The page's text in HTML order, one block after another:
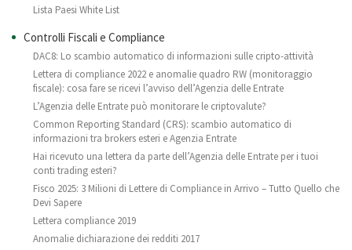
Lista Paesi White List
Controlli Fiscali e Compliance
DAC8: Lo scambio automatico di informazioni sulle cripto-attività
Lettera di compliance 2022 e anomalie quadro RW (monitoraggio
fiscale): cosa fare se ricevi l’avviso dell’Agenzia delle Entrate
L’Agenzia delle Entrate può monitorare le criptovalute?
Common Reporting Standard (CRS): scambio automatico di
informazioni tra brokers esteri e Agenzia Entrate
Hai ricevuto una lettera da parte dell’Agenzia delle Entrate per i tuoi
conti trading esteri?
Fisco 2025: 3 Milioni di Lettere di Compliance in Arrivo – Tutto Quello che
Devi Sapere
Lettera compliance 2019
Anomalie dichiarazione dei redditi 2017